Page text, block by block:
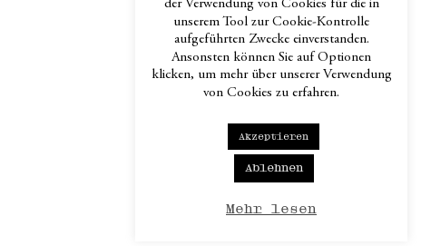
Terms & Conditions /
Disclaimer / Return
Policy
Instagram
LinkedIn
der Verwendung von Cookies für die in
unserem Tool zur Cookie-Kontrolle
aufgeführten Zwecke einverstanden.
Ansonsten können Sie auf Optionen
klicken, um mehr über unserer Verwendung
von Cookies zu erfahren.
Akzeptieren
Ablehnen
Mehr lesen